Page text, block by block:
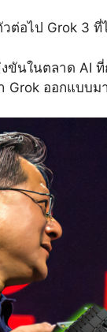
ต่อไป Grok 3
ขันในตลาด AI
ออกแบบม